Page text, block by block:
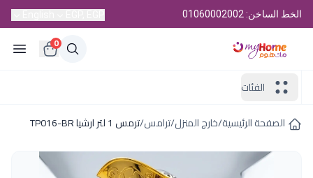
الخط الساخن: 01060002002
0
الفئات
الصفحة الرئيسية/خارج المنزل/ترامس/ترمس 1 لتر ارشيا TP016-BR